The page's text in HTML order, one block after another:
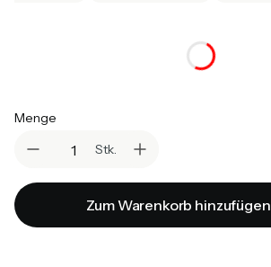
Menge
Stk.
Zum Warenkorb hinzufügen